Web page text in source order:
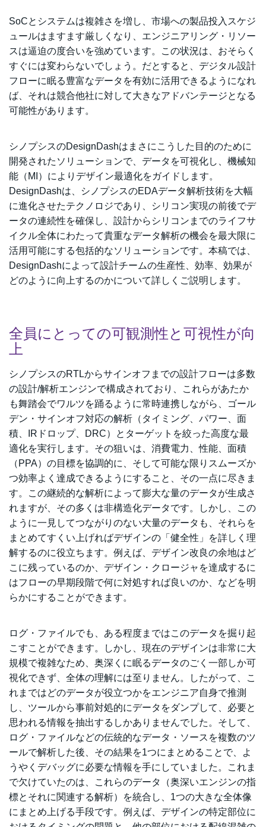
SoCとシステムは複雑さを増し、市場への製品投入スケジ
ュールはますます厳しくなり、エンジニアリング・リソー
スは逼迫の度合いを強めています。この状況は、おそらく
すぐには変わらないでしょう。だとすると、デジタル設計
フローに眠る豊富なデータを有効に活用できるようになれ
ば、それは競合他社に対して大きなアドバンテージとなる
可能性があります。
シノプシスのDesignDashはまさにこうした目的のために
開発されたソリューションで、データを可視化し、機械知
能（MI）によりデザイン最適化をガイドします。
DesignDashは、シノプシスのEDAデータ解析技術を大幅
に進化させたテクノロジであり、シリコン実現の前後でデ
ータの連続性を確保し、設計からシリコンまでのライフサ
イクル全体にわたって貴重なデータ解析の機会を最大限に
活用可能にする包括的なソリューションです。本稿では、
DesignDashによって設計チームの生産性、効率、効果が
どのように向上するのかについて詳しくご説明します。
全員にとっての可観測性と可視性が向
上
シノプシスのRTLからサインオフまでの設計フローは多数
の設計/解析エンジンで構成されており、これらがあたか
も舞踏会でワルツを踊るように常時連携しながら、ゴール
デン・サインオフ対応の解析（タイミング、パワー、面
積、IRドロップ、DRC）とターゲットを絞った高度な最
適化を実行します。その狙いは、消費電力、性能、面積
（PPA）の目標を協調的に、そして可能な限りスムーズか
つ効率よく達成できるようにすること、その一点に尽きま
す。この継続的な解析によって膨大な量のデータが生成さ
れますが、その多くは非構造化データです。しかし、この
ように一見してつながりのない大量のデータも、それらを
まとめてすくい上げればデザインの「健全性」を詳しく理
解するのに役立ちます。例えば、デザイン改良の余地はど
こに残っているのか、デザイン・クロージャを達成するに
はフローの早期段階で何に対処すれば良いのか、などを明
らかにすることができます。
ログ・ファイルでも、ある程度まではこのデータを掘り起
こすことができます。しかし、現在のデザインは非常に大
規模で複雑なため、奥深くに眠るデータのごく一部しか可
視化できず、全体の理解には至りません。したがって、こ
れまではどのデータが役立つかをエンジニア自身で推測
し、ツールから事前対処的にデータをダンプして、必要と
思われる情報を抽出するしかありませんでした。そして、
ログ・ファイルなどの伝統的なデータ・ソースを複数のツ
ールで解析した後、その結果を1つにまとめることで、よ
うやくデバッグに必要な情報を手にしていました。これま
で欠けていたのは、これらのデータ（奥深いエンジンの指
標とそれに関連する解析）を統合し、1つの大きな全体像
にまとめ上げる手段です。例えば、デザインの特定部位に